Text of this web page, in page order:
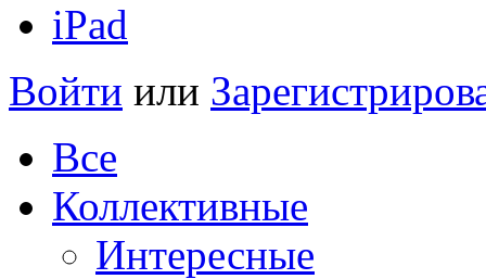
iPad
Войти или
Все
Коллективные
Интересные